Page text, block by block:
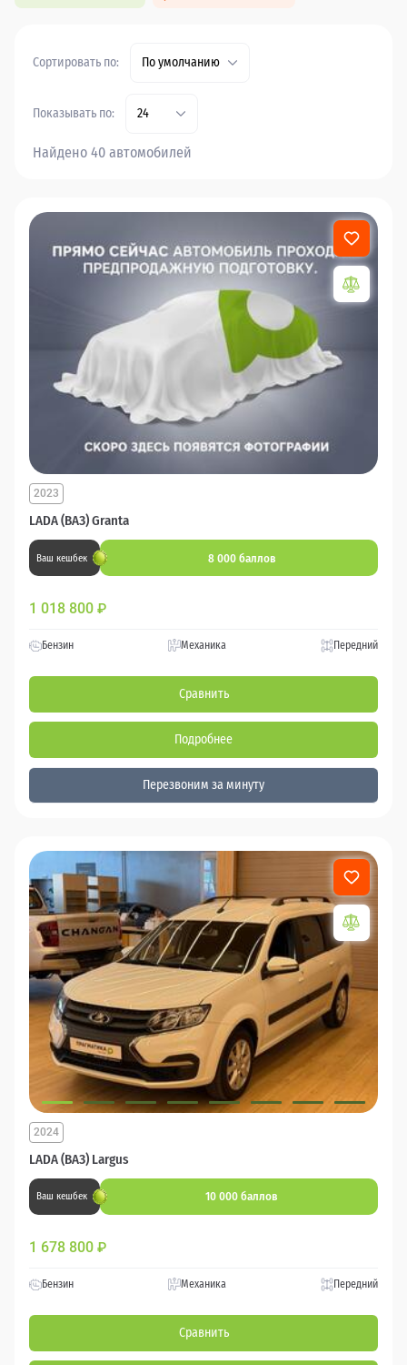
Сортировать по: По умолчанию
Показывать по: 24
Найдено 40 автомобилей
LADA (ВАЗ) Granta
2023
Ваш кешбек 8 000 баллов
1 018 800 ₽
Бензин Механика Передний
Сравнить
Подробнее
Перезвоним за минуту
LADA (ВАЗ) Largus
2024
Ваш кешбек 10 000 баллов
1 678 800 ₽
Бензин Механика Передний
Сравнить